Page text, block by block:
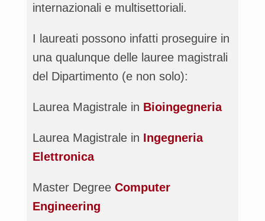
internazionali e multisettoriali.
I laureati possono infatti proseguire in
una qualunque delle lauree magistrali
del Dipartimento (e non solo):
Laurea Magistrale in Bioingegneria
Laurea Magistrale in Ingegneria
Elettronica
Master Degree Computer
Engineering